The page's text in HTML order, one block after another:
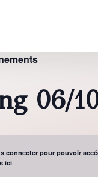
06/
connecter pour pouvoir
ici